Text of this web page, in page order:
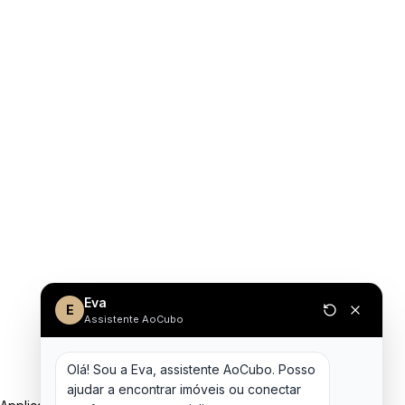
E Eva
Assistente AoCubo
Olá! Sou a Eva, assistente AoCubo. Posso
ajudar a encontrar imóveis ou conectar